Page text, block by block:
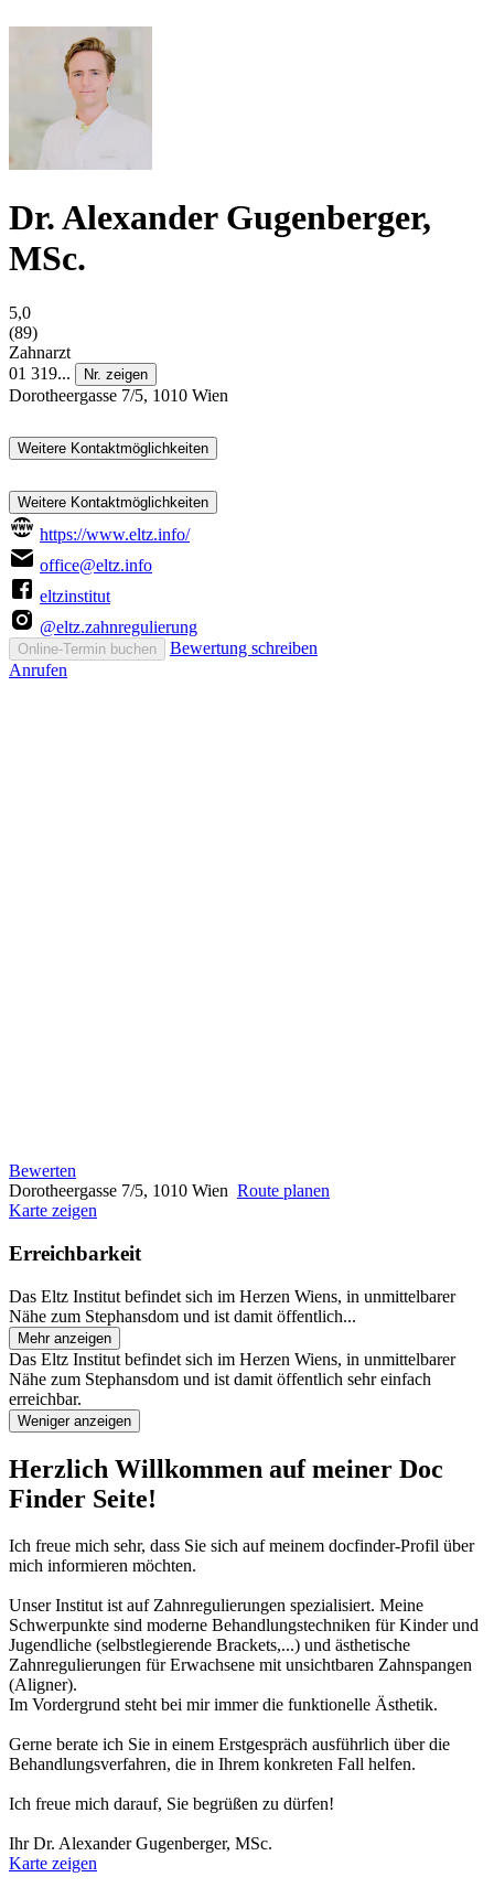
Dr. Alexander Gugenberger,
MSc.
5,0
(89)
Zahnarzt
01 319...
Nr. zeigen
Dorotheergasse 7/5, 1010 Wien
Weitere Kontaktmöglichkeiten
Weitere Kontaktmöglichkeiten
https://www.eltz.info/
office@eltz.info
eltzinstitut
@eltz.zahnregulierung
Online-Termin buchen
Bewertung schreiben
Anrufen
Bewerten
Dorotheergasse 7/5, 1010 Wien Route planen
Karte zeigen
Erreichbarkeit
Das Eltz Institut befindet sich im Herzen Wiens, in unmittelbarer
Nähe zum Stephansdom und ist damit öffentlich...
Mehr anzeigen
Das Eltz Institut befindet sich im Herzen Wiens, in unmittelbarer
Nähe zum Stephansdom und ist damit öffentlich sehr einfach
erreichbar.
Weniger anzeigen
Herzlich Willkommen auf meiner Doc
Finder Seite!
Ich freue mich sehr, dass Sie sich auf meinem docfinder-Profil über
mich informieren möchten.
Unser Institut ist auf Zahnregulierungen spezialisiert. Meine
Schwerpunkte sind moderne Behandlungstechniken für Kinder und
Jugendliche (selbstlegierende Brackets,...) und ästhetische
Zahnregulierungen für Erwachsene mit unsichtbaren Zahnspangen
(Aligner).
Im Vordergrund steht bei mir immer die funktionelle Ästhetik.
Gerne berate ich Sie in einem Erstgespräch ausführlich über die
Behandlungsverfahren, die in Ihrem konkreten Fall helfen.
Ich freue mich darauf, Sie begrüßen zu dürfen!
Ihr Dr. Alexander Gugenberger, MSc.
Karte zeigen